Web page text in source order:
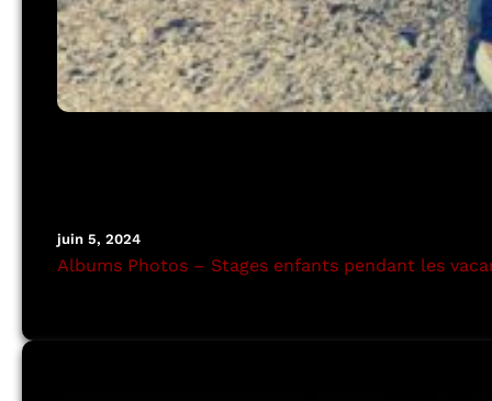
juin 5, 2024
Albums Photos – Stages enfants pendant les